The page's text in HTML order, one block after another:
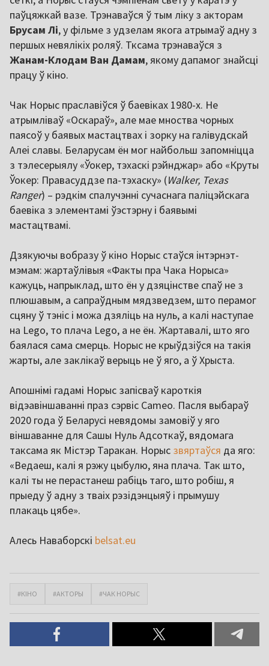
паўцяжкай вазе. Трэнаваўся ў тым ліку з акторам
Брусам Лі, у фільме з удзелам якога атрымаў адну з
першых невялікіх роляў. Тксама трэнаваўся з
Жанам-Клодам Ван Дамам, якому дапамог знайсці
працу ў кіно.
Чак Норыс праславіўся ў баевіках 1980-х. Не
атрымліваў «Оскараў», але мае мноства чорных
паясоў у баявых мастацтвах і зорку на галівудскай
Алеі славы. Беларусам ён мог найбольш запомніцца
з тэлесерыялу «Ўокер, тэхаскі рэйнджар» або «Круты
Ўокер: Правасуддзе па-тэхаску» (Walker, Texas
Ranger) – рэдкім спалучэнні сучаснага паліцэйскага
баевіка з элементамі ўэстэрну і баявымі
мастацтвамі.
Дзякуючы вобразу ў кіно Норыс стаўся інтэрнэт-
мэмам: жартаўлівыя «Факты пра Чака Норыса»
кажуць, напрыклад, што ён у дзяцінстве спаў не з
плюшавым, а сапраўдным мядзведзем, што перамог
сцяну ў тэніс і можа дзяліць на нуль, а калі наступае
на Lego, то плача Lego, а не ён. Жартавалі, што яго
баялася сама смерць. Норыс не крыўдзіўся на такія
жарты, але заклікаў верыць не ў яго, а ў Хрыста.
Апошнімі гадамі Норыс запісваў кароткія
відэавіншаванні праз сэрвіс Cameo. Пасля выбараў
2020 года ў Беларусі невядомы замовіў у яго
віншаванне для Сашы Нуль Адсоткаў, вядомага
таксама як Містэр Таракан. Норыс звяртаўся да яго:
«Ведаеш, калі я рэжу цыбулю, яна плача. Так што,
калі ты не перастанеш рабіць таго, што робіш, я
прыеду ў адну з тваіх рэзідэнцыяў і прымушу
плакаць цябе».
Алесь Наваборскі belsat.eu
#КІНО #АКТОРЫ #ЧАК НОРЫС